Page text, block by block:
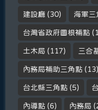
建設廳 (30) 海軍三
台灣省政府圖根補點
土木局 (117) 三合
內務局補助三角點 (13)
台北縣三角點 (5)
內導點 (6) 內務局